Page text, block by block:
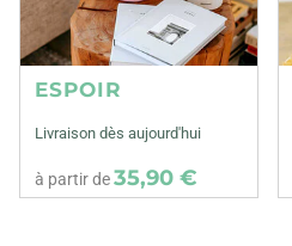
ESPOIR
Livraison dès aujourd'hui
à partir de35,90 €